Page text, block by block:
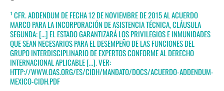
¹ CFR. ADDENDUM DE FECHA 12 DE NOVIEMBRE DE 2015 AL ACUERDO
MARCO PARA LA INCORPORACIÓN DE ASISTENCIA TÉCNICA, CLÁUSULA
SEGUNDA: […] EL ESTADO GARANTIZARÁ LOS PRIVILEGIOS E INMUNIDADES
QUE SEAN NECESARIOS PARA EL DESEMPEÑO DE LAS FUNCIONES DEL
GRUPO INTERDISCIPLINARIO DE EXPERTOS CONFORME AL DERECHO
INTERNACIONAL APLICABLE […]. VER:
HTTP://WWW.OAS.ORG/ES/CIDH/MANDATO/DOCS/ACUERDO-ADDENDUM-
MEXICO-CIDH.PDF